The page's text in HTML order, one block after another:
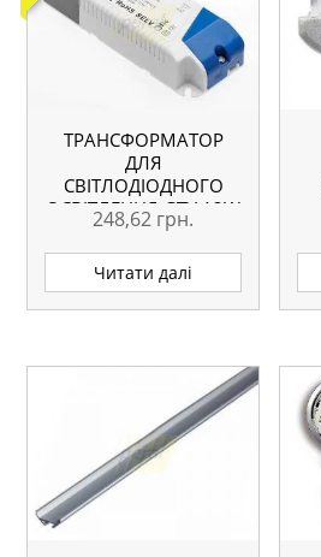
ТРАНСФОРМАТОР
ДЛЯ
СВІТЛОДІОДНОГО
ОСВІТЛЕННЯ GTV 12W
248,62 грн.
Читати далі